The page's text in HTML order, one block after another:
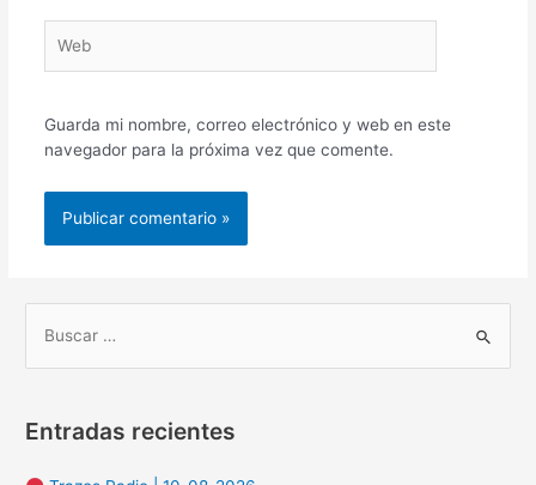
Guarda mi nombre, correo electrónico y web en este
navegador para la próxima vez que comente.
u
c
Entradas recientes